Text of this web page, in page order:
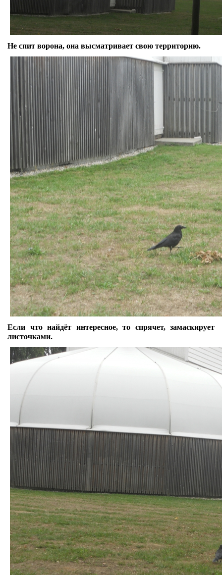
Не спит ворона, она высматривает свою территорию.
Если что найдёт интересное, то спрячет, замаскирует
листочками.